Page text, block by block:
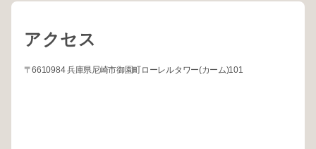
アクセス
〒6610984 兵庫県尼崎市御園町ローレルタワー(カーム)101